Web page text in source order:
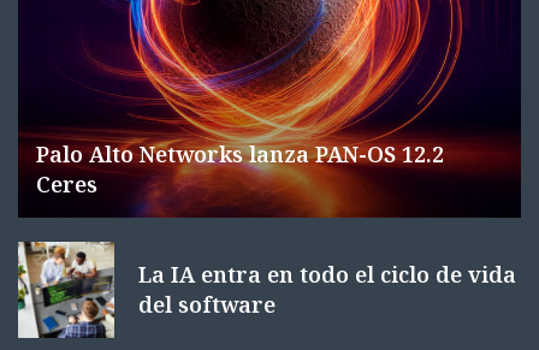
Palo Alto Networks lanza PAN-OS 12.2
Ceres
La IA entra en todo el ciclo de vida
del software